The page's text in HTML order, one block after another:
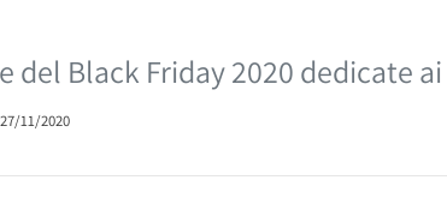
del Black Friday 2020 dedicate
27/11/2020